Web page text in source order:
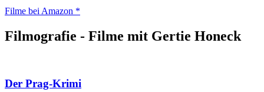
Filme bei Amazon *
Filmografie - Filme mit Gertie Honeck
Der Prag-Krimi